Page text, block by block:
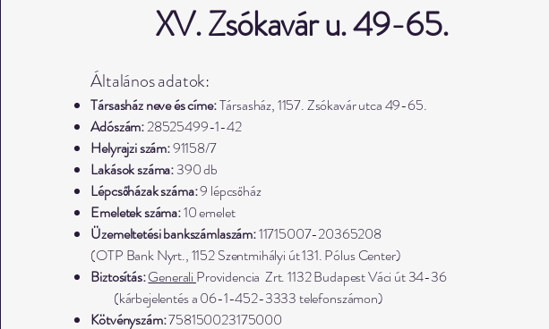
XV. Zsókavár u. 49-65.
Általános adatok:
Társasház neve és címe:Társasház, 1157. Zsókavár utca 49-65.
Adószám:28525499-1-42
Helyrajzi szám:91158/7
Lakások száma:390 db
Lépcsőházak száma:9 lépcsőház
Emeletek száma:10 emelet
Üzemeltetési bankszámlaszám:11715007-20365208
(OTP Bank Nyrt., 1152 Szentmihályi út 131. Pólus Center)
Biztosítás:Generali Providencia Zrt. 1132 Budapest Váci út 34-36
(kárbejelentés a 06-1-452-3333 telefonszámon)
Kötvényszám:758150023175000